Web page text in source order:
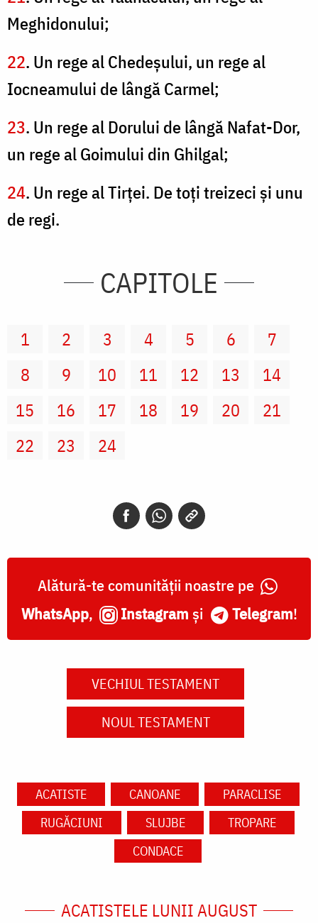
Meghidonului;
22. Un rege al Chedeşului, un rege al
Iocneamului de lângă Carmel;
23. Un rege al Dorului de lângă Nafat-Dor,
un rege al Goimului din Ghilgal;
24. Un rege al Tirţei. De toţi treizeci şi unu
de regi.
CAPITOLE
1 2 3 4 5 6
7
8
9 10 11 12 13
14
15
16 17 18 19 20
21
22
23 24
Alătură-te comunității noastre pe
WhatsApp, Instagram și Telegram!
VECHIUL TESTAMENT
NOUL TESTAMENT
ACATISTE CANOANE
PARACLISE
RUGĂCIUNI
SLUJBE
TROPARE
CONDACE
ACATISTELE LUNII AUGUST